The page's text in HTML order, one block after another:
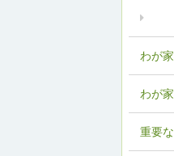
わが
わが
重要